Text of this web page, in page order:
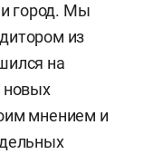
город. Мы
из
на
новых
мнением и